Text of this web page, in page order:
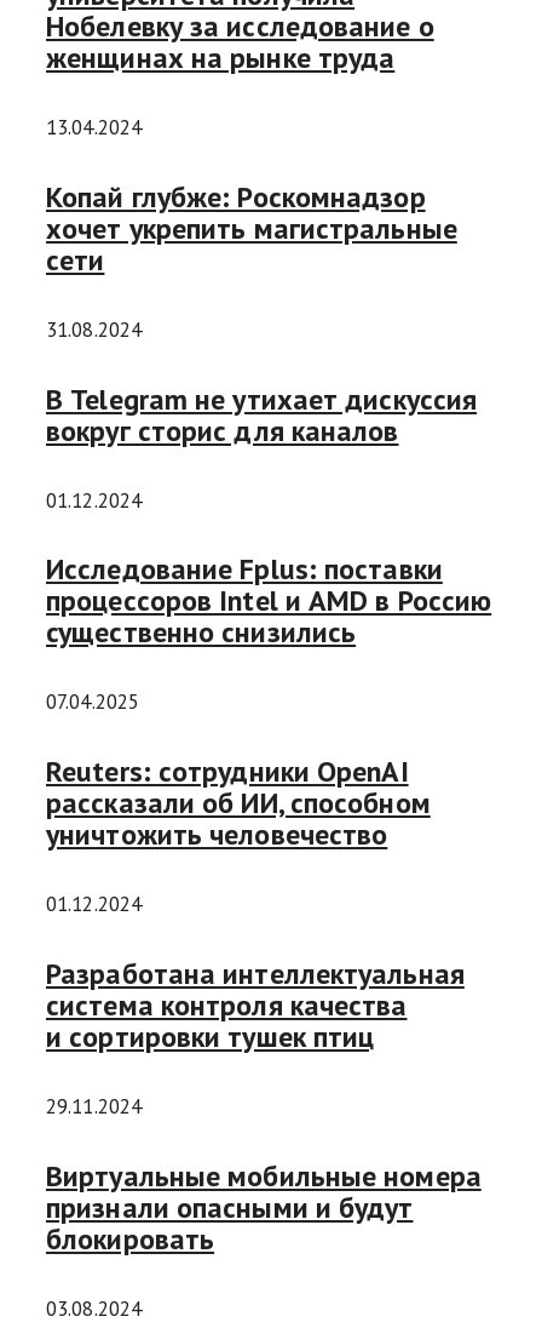
Нобелевку за исследование о
женщинах на рынке труда
13.04.2024
Копай глубже: Роскомнадзор
хочет укрепить магистральные
сети
31.08.2024
В Telegram не утихает дискуссия
вокруг сторис для каналов
01.12.2024
Исследование Fplus: поставки
процессоров Intel и AMD в Россию
существенно снизились
07.04.2025
Reuters: сотрудники OpenAI
рассказали об ИИ, способном
уничтожить человечество
01.12.2024
Разработана интеллектуальная
система контроля качества
и сортировки тушек птиц
29.11.2024
Виртуальные мобильные номера
признали опасными и будут
блокировать
03.08.2024